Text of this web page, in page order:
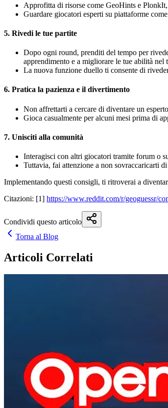
Approfitta di risorse come GeoHints e
Guardare giocatori esperti su piattaforme
5. Rivedi le tue partite
Dopo ogni round, prenditi del tempo per
apprendimento e a migliorare le tue abilità nel
La nuova funzione duello ti consente di
6. Pratica la pazienza e il divertimento
Non affrettarti a cercare di diventare un
Gioca casualmente per alcuni mesi prima di
7. Unisciti alla comunità
Interagisci con altri giocatori tramite forum o
Tuttavia, fai attenzione a non sovraccaricarti
Implementando questi consigli, ti ritroverai a
Citazioni: [1] https://www.reddit.com/r/geoguessr/
Condividi questo articolo
Torna al Blog
Articoli Correlati